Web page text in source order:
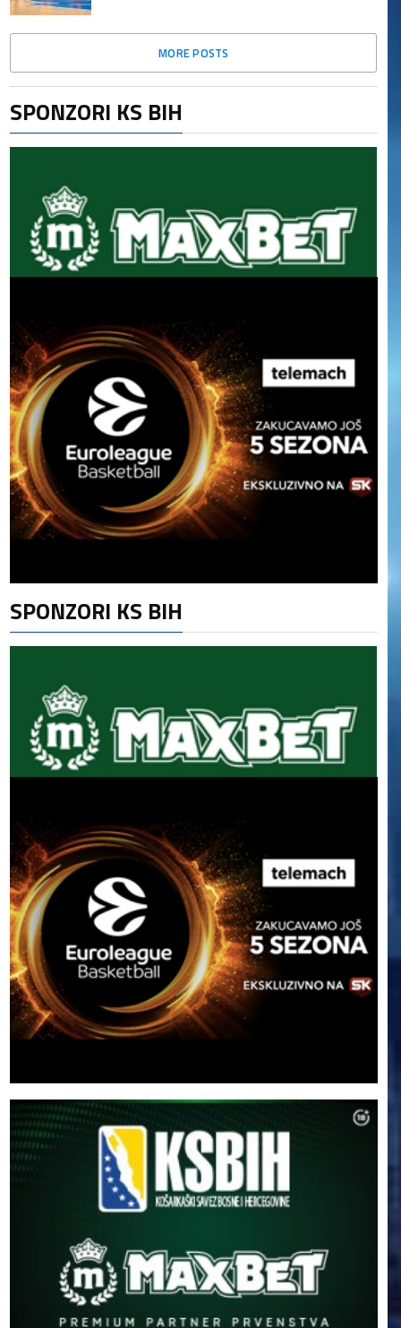
MORE POSTS
SPONZORI KS BIH
SPONZORI KS BIH